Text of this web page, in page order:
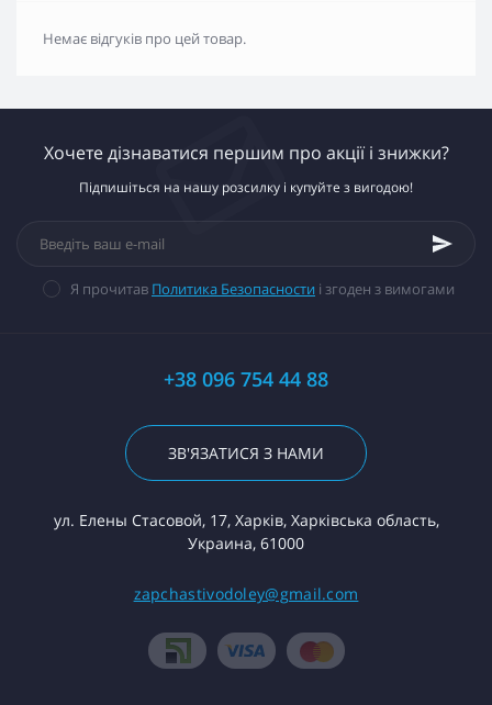
Немає відгуків про цей товар.
Хочете дізнаватися першим про акції і знижки?
Підпишіться на нашу розсилку і купуйте з вигодою!
Я прочитав Политика Безопасности і згоден з вимогами
+38 096 754 44 88
ЗВ'ЯЗАТИСЯ З НАМИ
ул. Елены Стасовой, 17, Харків, Харківська область,
Украина, 61000
zapchastivodoley@gmail.com